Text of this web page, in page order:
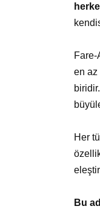
Fare-
en az
Her
Bu